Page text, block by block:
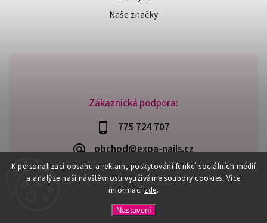
K personalizaci obsahu a reklam, poskytování funkcí sociálních médií
a analýze naší návštěvnosti využíváme soubory cookies. Více
informací zde.
Nastavení
Zákaznická podpora:
775 724 707
obchod@expa-nails.cz
Naše značky
Expanails.cz. Všechna práva vyhrazena.
Upravit nastavení cookies